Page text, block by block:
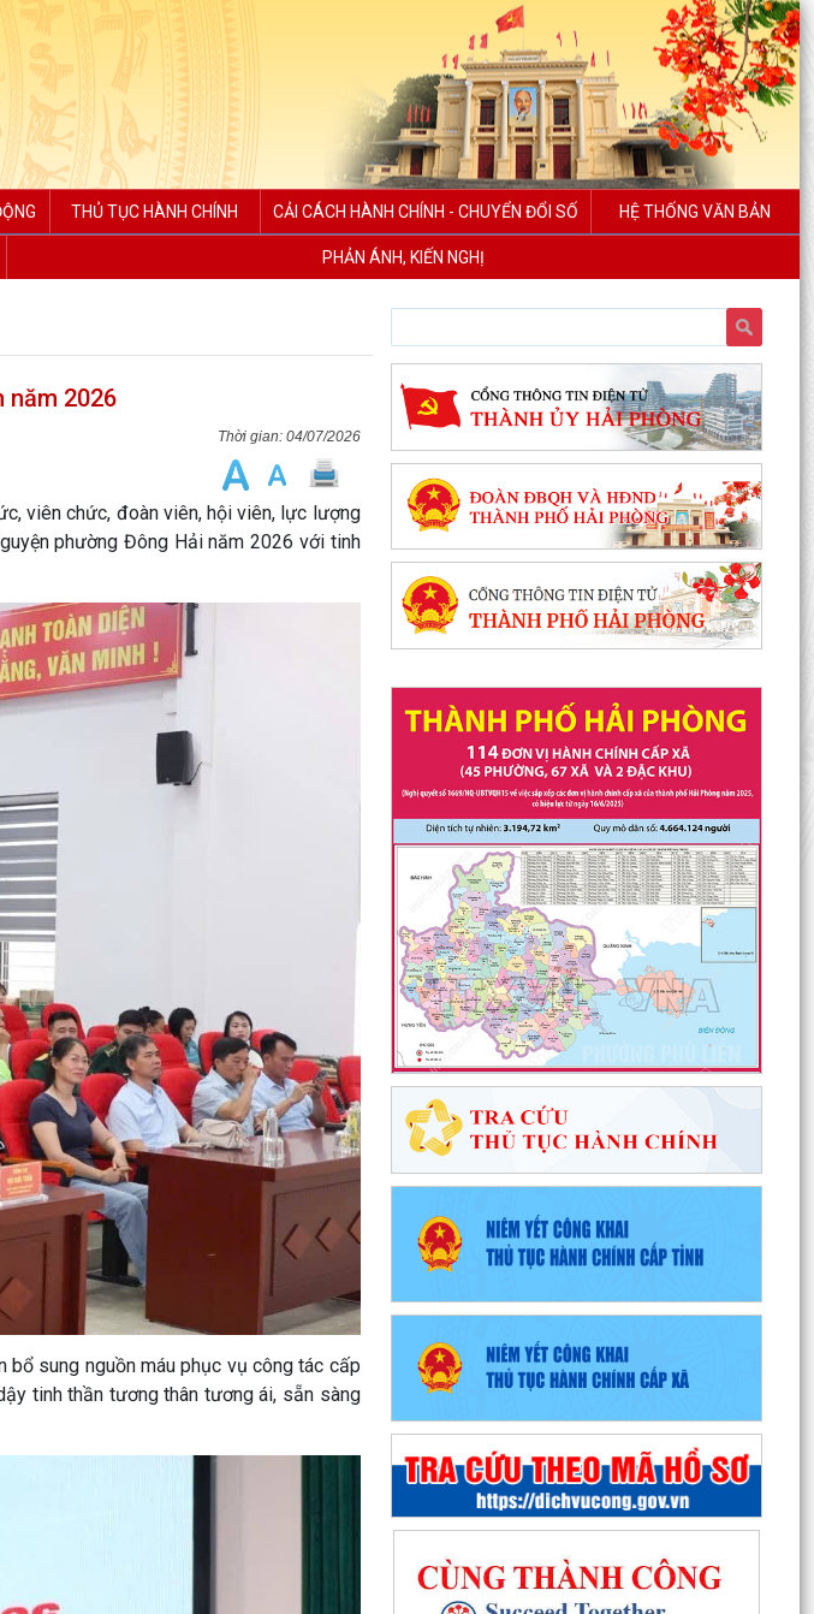
THỦ TỤC HÀNH CHÍNH CẢI CÁCH HÀNH CHÍNH - CHUYỂN ĐỔI SỐ HỆ THỐNG VĂN BẢN
PHẢN ÁNH, KIẾN NGHỊ
năm 2026
04/07/2026
viên chức, đoàn viên, hội viên, lực lượng
phường Đông Hải năm 2026 với tinh
sung nguồn máu phục vụ công tác cấp
tinh thần tương thân tương ái, sẵn sàng